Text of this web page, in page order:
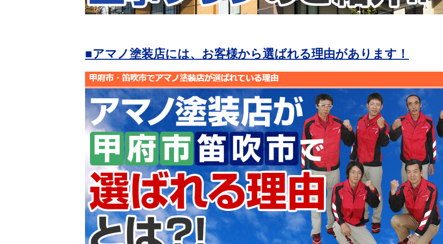
■アマノ塗装店には、お客様から選ばれる理由があります！